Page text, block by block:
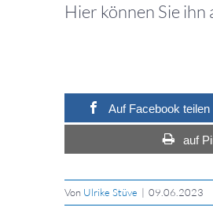
Hier können Sie ihn
Auf Facebook teilen
auf
Von Ulrike Stüve | 09.06.2023